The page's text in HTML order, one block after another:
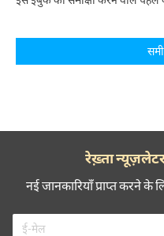
रेख़्ता
नई जानकारियाँ प्राप्त करने के